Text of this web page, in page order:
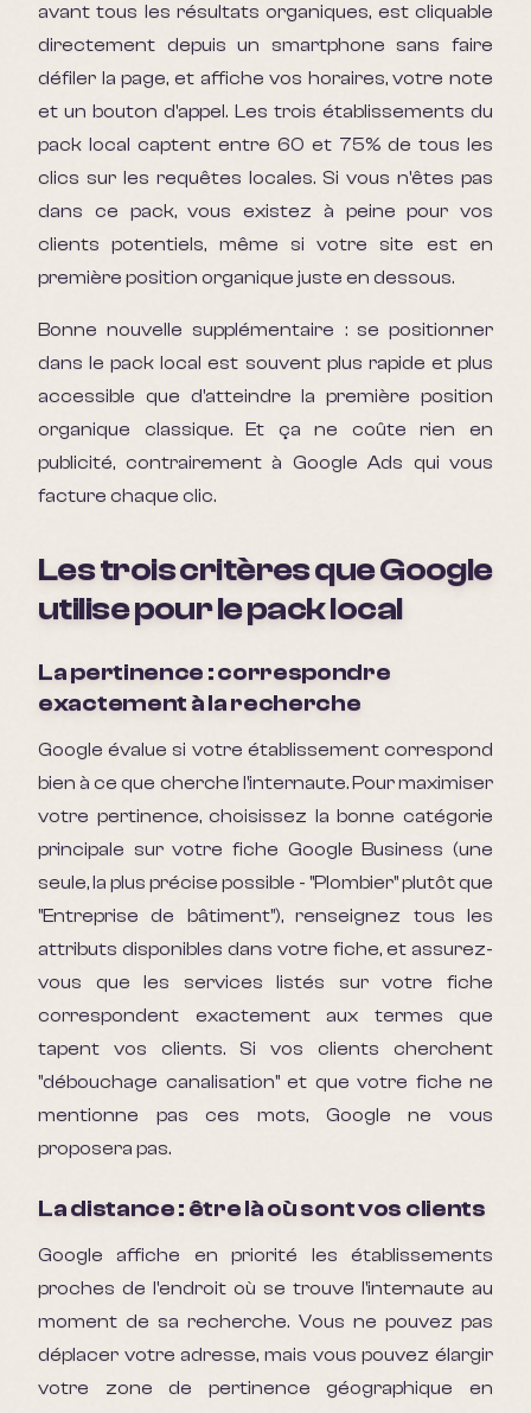
avant tous les résultats organiques, est cliquable
directement depuis un smartphone sans faire
défiler la page, et affiche vos horaires, votre note
et un bouton d'appel. Les trois établissements du
pack local captent entre 60 et 75% de tous les
clics sur les requêtes locales. Si vous n'êtes pas
dans ce pack, vous existez à peine pour vos
clients potentiels, même si votre site est en
première position organique juste en dessous.
Bonne nouvelle supplémentaire : se positionner
dans le pack local est souvent plus rapide et plus
accessible que d'atteindre la première position
organique classique. Et ça ne coûte rien en
publicité, contrairement à Google Ads qui vous
facture chaque clic.
Les trois critères que Google
utilise pour le pack local
La pertinence : correspondre
exactement à la recherche
Google évalue si votre établissement correspond
bien à ce que cherche l'internaute. Pour maximiser
votre pertinence, choisissez la bonne catégorie
principale sur votre fiche Google Business (une
seule, la plus précise possible - "Plombier" plutôt que
"Entreprise de bâtiment"), renseignez tous les
attributs disponibles dans votre fiche, et assurez-
vous que les services listés sur votre fiche
correspondent exactement aux termes que
tapent vos clients. Si vos clients cherchent
"débouchage canalisation" et que votre fiche ne
mentionne pas ces mots, Google ne vous
proposera pas.
La distance : être là où sont vos clients
Google affiche en priorité les établissements
proches de l'endroit où se trouve l'internaute au
moment de sa recherche. Vous ne pouvez pas
déplacer votre adresse, mais vous pouvez élargir
votre zone de pertinence géographique en